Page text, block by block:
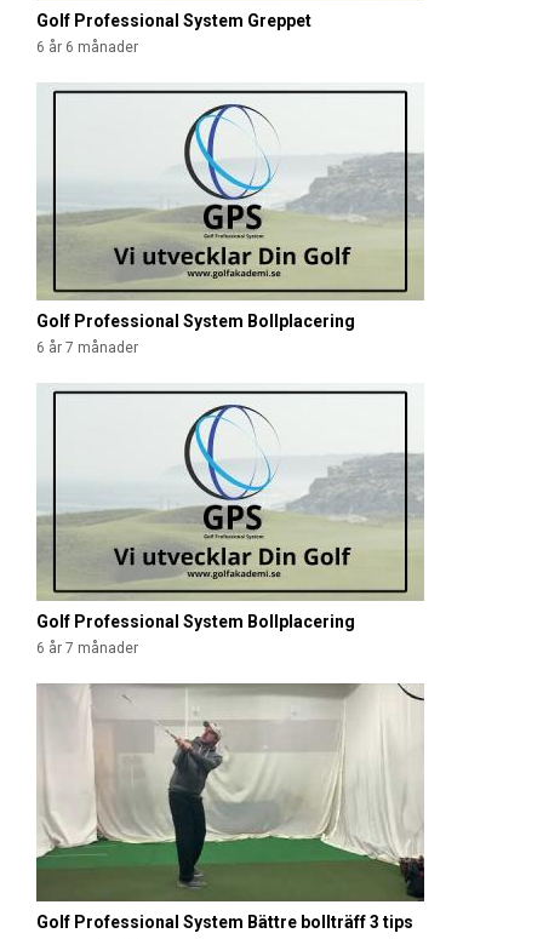
Golf Professional System Greppet
6 år 6 månader
Golf Professional System Bollplacering
6 år 7 månader
Golf Professional System Bollplacering
6 år 7 månader
Golf Professional System Bättre bollträff 3 tips